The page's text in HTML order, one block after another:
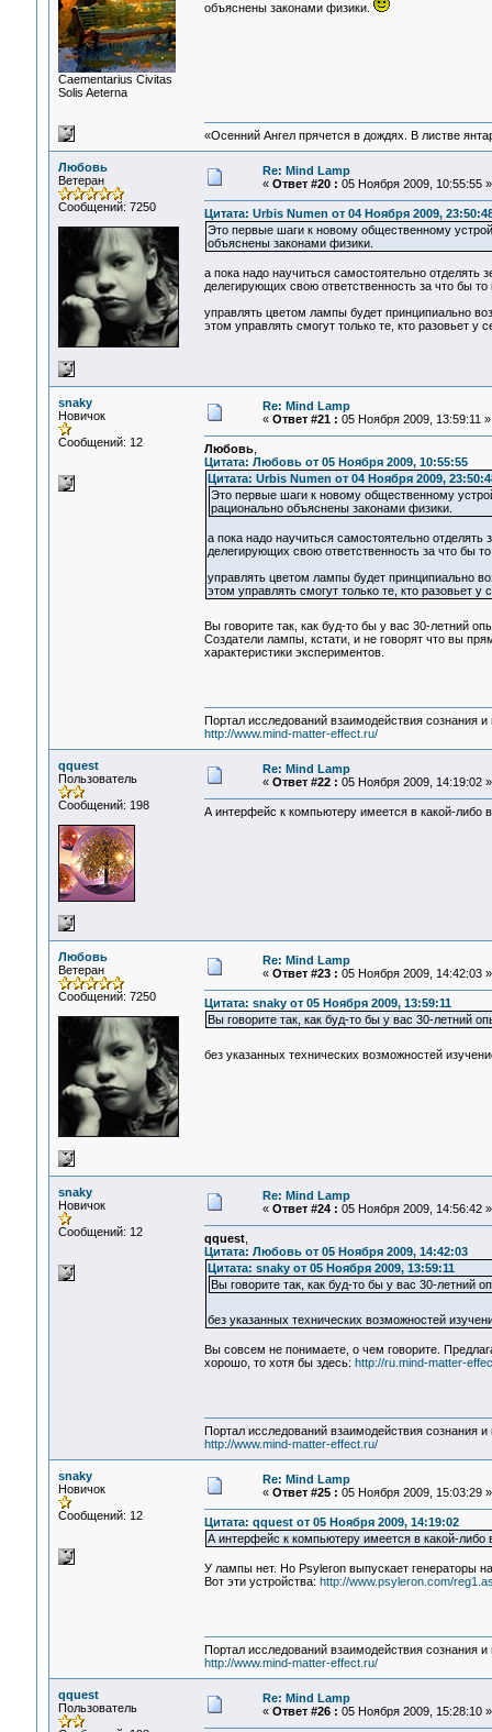
Сaementarius Civitas
Solis Aeterna
объяснены законами физики.
«Осенний Ангел прячется в дождях. В листве
Любовь
Ветеран
Сообщений: 7250
Re: Mind Lamp
« Ответ #20 : 05 Ноября 2009, 10:55:55 »
Цитата: Urbis Numen от 04 Ноября 2009,
Это первые шаги к новому общественному
объяснены законами физики.
а пока надо научиться самостоятельно отделять
делегирующих свою ответственность за что бы
управлять цветом лампы будет принципиально
этом управлять смогут только те, кто разовьет у
snaky
Новичок
Сообщений: 12
Re: Mind Lamp
« Ответ #21 : 05 Ноября 2009, 13:59:11 »
Любовь,
Цитата: Любовь от 05 Ноября 2009, 10:55:55
Цитата: Urbis Numen от 04 Ноября 2009,
Это первые шаги к новому общественному
рационально объяснены законами физики.
а пока надо научиться самостоятельно
делегирующих свою ответственность за что бы
управлять цветом лампы будет принципиально
этом управлять смогут только те, кто разовьет
Вы говорите так, как буд-то бы у вас 30-летний
Создатели лампы, кстати, и не говорят что вы
характеристики экспериментов.
Портал исследований взаимодействия сознания и
http://www.mind-matter-effect.ru/
qquest
Пользователь
Сообщений: 198
Re: Mind Lamp
« Ответ #22 : 05 Ноября 2009, 14:19:02 »
А интерфейс к компьютеру имеется в какой-либо
Любовь
Ветеран
Сообщений: 7250
Re: Mind Lamp
« Ответ #23 : 05 Ноября 2009, 14:42:03 »
Цитата: snaky от 05 Ноября 2009, 13:59:11
Вы говорите так, как буд-то бы у вас 30-летний
без указанных технических возможностей
snaky
Новичок
Сообщений: 12
Re: Mind Lamp
« Ответ #24 : 05 Ноября 2009, 14:56:42 »
qquest,
Цитата: Любовь от 05 Ноября 2009, 14:42:03
Цитата: snaky от 05 Ноября 2009, 13:59:11
Вы говорите так, как буд-то бы у вас 30-летний
без указанных технических возможностей
Вы совсем не понимаете, о чем говорите.
хорошо, то хотя бы здесь: http://ru.mind-matter-
Портал исследований взаимодействия сознания и
http://www.mind-matter-effect.ru/
snaky
Новичок
Сообщений: 12
Re: Mind Lamp
« Ответ #25 : 05 Ноября 2009, 15:03:29 »
Цитата: qquest от 05 Ноября 2009, 14:19:02
А интерфейс к компьютеру имеется в какой-либо
У лампы нет. Но Psyleron выпускает генераторы
Вот эти устройства: http://www.psyleron.com/
Портал исследований взаимодействия сознания и
http://www.mind-matter-effect.ru/
qquest
Пользователь
Re: Mind Lamp
« Ответ #26 : 05 Ноября 2009, 15:28:10 »